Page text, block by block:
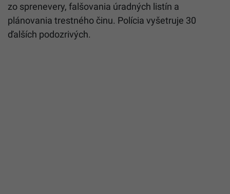
zo sprenevery, falšovania úradných listín a
plánovania trestného činu. Polícia vyšetruje 30
ďalších podozrivých.